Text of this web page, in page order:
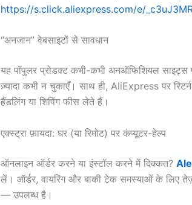
https://s.click.aliexpress.com/e/
“अनजान” वेबसाइटों से सावधान
यह पॉपुलर प्रोडक्ट कभी-कभी अनऑफिशियल साइट्स
ज़्यादा कभी न चुकाएँ। साथ ही, AliExpress पर
हैंडलिंग या शिपिंग फीस लेते हैं।
एक्स्ट्रा फ़ायदा: घर (या रिमोट) पर कंप्यूटर-हेल्प
ऑनलाइन ऑर्डर करने या इंस्टॉल करने में दिक्कत?
लें। ऑर्डर, वायरिंग और बाकी टेक समस्याओं के लिए
— उपलब्ध है।